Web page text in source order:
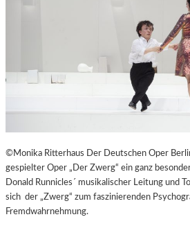
©Monika Ritterhaus Der Deutschen Oper
gespielter Oper „Der Zwerg“ ein ganz
Donald Runnicles´ musikalischer Leitung und
sich der „Zwerg“ zum faszinierenden
Fremdwahrnehmung.